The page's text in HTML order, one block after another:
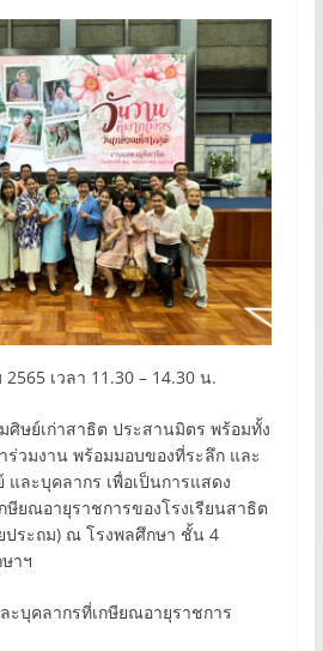
เวลา 11.30 – 14.30 น.
ศิษย์เก่าสาธิต ประสานมิตร พร้อมทั้ง
ร่วมงาน พร้อมมอบของที่ระลึก และ
และบุคลากร เพื่อเป็นการแสดง
ษียณอายุราชการของโรงเรียนสาธิต
ประถม) ณ โรงพลศึกษา ชั้น 4
าฯ
ะบุคลากรที่เกษียณอายุราชการ